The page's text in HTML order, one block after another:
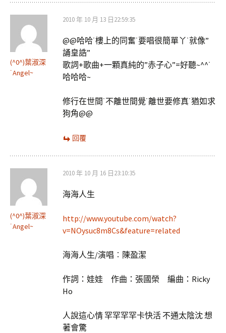
(^0^)葉淑深
˙Angel~
2010 年 10 月 13 日22:59:35
@@哈哈˙樓上的同奮˙要唱很簡單丫˙就像”
誦皇誥”
歌詞+歌曲+一顆真純的”赤子心”=好聽~^^˙
哈哈哈~
修行在世間˙不離世間覺˙離世要修真˙猶如求
狗角@@
回覆
(^0^)葉淑深
˙Angel~
2010 年 10 月 16 日23:10:35
海海人生
http://www.youtube.com/watch?
v=NOysuc8m8Cs&feature=related
海海人生/演唱︰陳盈潔
作詞：娃娃 作曲：張國榮 編曲：Ricky
Ho
人說這心情 罕罕罕罕卡快活 不通太陰沈 想
著會驚